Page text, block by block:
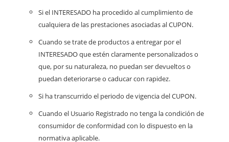
Si el INTERESADO ha procedido al cumplimiento de
cualquiera de las prestaciones asociadas al CUPON.
Cuando se trate de productos a entregar por el
INTERESADO que estén claramente personalizados o
que, por su naturaleza, no puedan ser devueltos o
puedan deteriorarse o caducar con rapidez.
Si ha transcurrido el periodo de vigencia del CUPON.
Cuando el Usuario Registrado no tenga la condición de
consumidor de conformidad con lo dispuesto en la
normativa aplicable.